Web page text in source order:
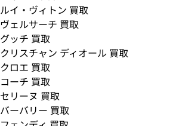
ルイ・ヴィトン 買取
ヴェルサーチ 買取
グッチ 買取
クリスチャン ディオール 買取
クロエ 買取
コーチ 買取
セリーヌ 買取
バーバリー 買取